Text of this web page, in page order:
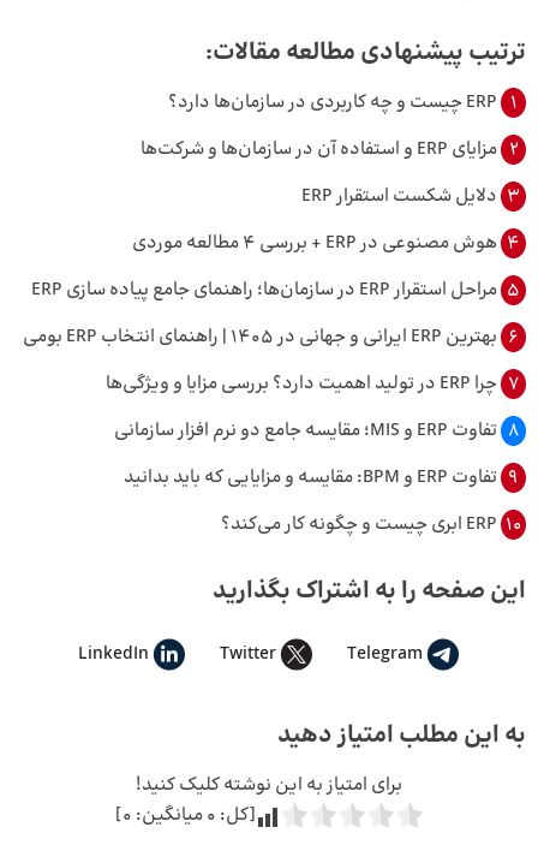
ترتیب پیشنهادی مطالعه مقالات:
1
2 مزایای ERP و استفاده آن در سازمان‌ها و شرکت‌ها
3 دلایل شکست استقرار ERP
4 هوش مصنوعی در ERP + بررسی 4 مطالعه موردی
5 مراحل استقرار ERP در سازمان‌ها؛ راهنمای جامع پیاده سازی ERP
6 بهترین ERP ایرانی و جهانی در 1405 | راهنمای انتخاب ERP بومی
7 چرا ERP در تولید اهمیت دارد؟ بررسی مزایا و ویژگی‌ها
8 تفاوت ERP و MIS؛ مقایسه جامع دو نرم افزار سازمانی
9 تفاوت ERP و BPM: مقایسه و مزایایی که باید بدانید
10
این صفحه را به اشتراک بگذارید
Telegram
Twitter
LinkedIn
به این مطلب امتیاز دهید
برای امتیاز به این نوشته کلیک کنید!
[کل: 0میانگین: 0
]